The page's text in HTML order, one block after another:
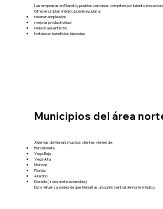
Las empresas en Manatí y pueblos cercanos compiten por talento en
Ofrecer un plan médico puede ayudar a:
retener empleados
mejorar productividad
reducir ausentismo
fortalecer beneficios laborales
Municipios del área
Además de Manatí, muchos clientes vienen de:
Barceloneta
Vega Baja
Vega Alta
Morovis
Florida
Arecibo
Dorado (zona norte extendida)
Esto refuerza la idea de que Manatí es un punto central del norte médico.